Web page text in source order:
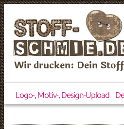
Wir drucken: Dein
Logo-, Motiv-, Design-Upload